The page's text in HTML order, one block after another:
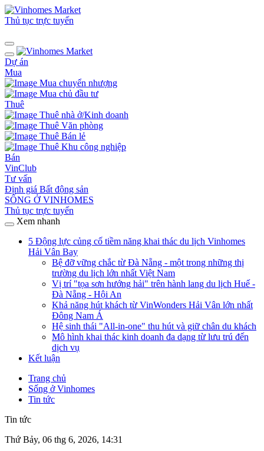
Thủ tục trực tuyến
Dự án
Mua
Mua chuyển nhượng
Mua chủ đầu tư
Thuê
Thuê nhà ở/Kinh doanh
Thuê Văn phòng
Thuê Bán lẻ
Thuê Khu công nghiệp
Bán
VinClub
Tư vấn
Định giá Bất động sản
SỐNG Ở VINHOMES
Thủ tục trực tuyến
Xem nhanh
5 Động lực củng cố tiềm năng khai thác du lịch Vinhomes
Hải Vân Bay
Bệ đỡ vững chắc từ Đà Nẵng - một trong những thị
trường du lịch lớn nhất Việt Nam
Vị trí "tọa sơn hướng hải" trên hành lang du lịch Huế -
Đà Nẵng - Hội An
Khả năng hút khách từ VinWonders Hải Vân lớn nhất
Đông Nam Á
Hệ sinh thái "All-in-one" thu hút và giữ chân du khách
Mô hình khai thác kinh doanh đa dạng từ lưu trú đến
dịch vụ
Kết luận
Trang chủ
Sống ở Vinhomes
Tin tức
Tin tức
Thứ Bảy, 06 thg 6, 2026, 14:31